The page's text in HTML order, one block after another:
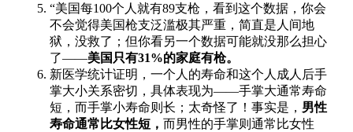
“美国每100个人就有89支枪，看到这个数据，你会
不会觉得美国枪支泛滥极其严重，简直是人间地
狱，没救了；但你看另一个数据可能就没那么担心
了——美国只有31%的家庭有枪。
新医学统计证明，一个人的寿命和这个人成人后手
掌大小关系密切，具体表现为——手掌大通常寿命
短，而手掌小寿命则长；太奇怪了！事实是， 男性
寿命通常比女性短， 而男性的手掌则通常比女性